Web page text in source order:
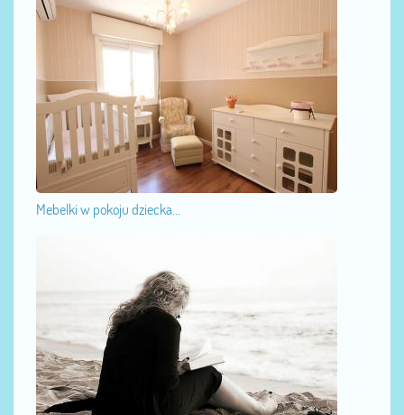
Mebelki w pokoju dziecka...